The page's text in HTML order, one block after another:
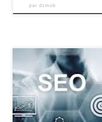
pardzmob
Article sur le référencement
Référencement Organique
Votre Site Web
organique, également
(Search Engine
essentielle pour améliorer